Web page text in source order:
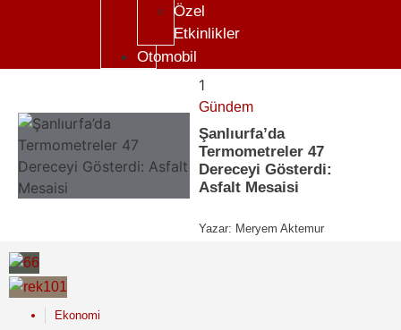
Özel
Etkinlikler
Otomobil
1
Gündem
Şanlıurfa’da
Termometreler 47
Dereceyi Gösterdi:
Asfalt Mesaisi
Yazar: Meryem Aktemur
Ekonomi